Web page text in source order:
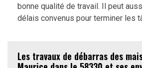
bonne qualité de travail. Il peut
délais convenus pour terminer les
Les travaux de débarras des